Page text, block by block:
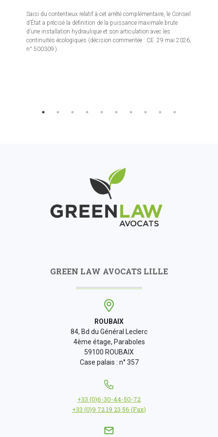
Saisi du contentieux relatif à cet arrêté complémentaire, le Conseil
d’État a précisé la définition de la puissance maximale brute
d’une installation hydraulique et son articulation avec les
continuités écologiques (décision commentée : CE 29 mai 2026,
n° 500309 ).
GREEN LAW AVOCATS LILLE
ROUBAIX
84, Bd du Général Leclerc
4ème étage, Paraboles
59100 ROUBAIX
Case palais : n° 357
+33 (0)6-30-44-50-72
+33 (0)9 72 19 23 56 (Fax)